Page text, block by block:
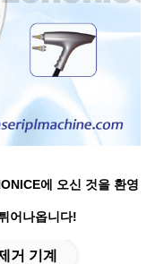
에 오신 것을 환영
어나옵니다!
거 기계